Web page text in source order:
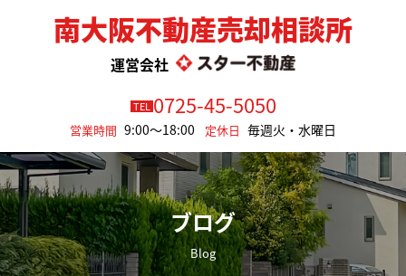
南大阪不動産売却相談所
運営会社
TEL0725-45-5050
営業時間 9:00～18:00 定休日 毎週火・水曜日
ブログ
Blog